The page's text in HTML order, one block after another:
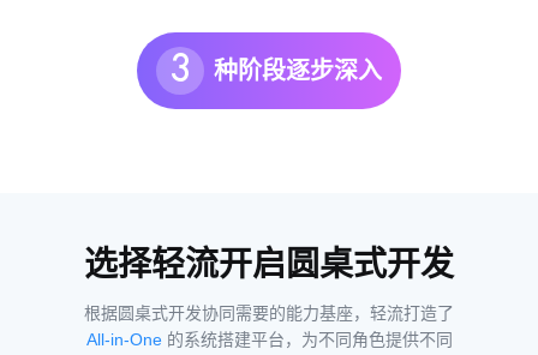
3 种阶段逐步深入
选择轻流开启圆桌式开发
根据圆桌式开发协同需要的能力基座，轻流打造了
All-in-One的系统搭建平台，为不同角色提供不同